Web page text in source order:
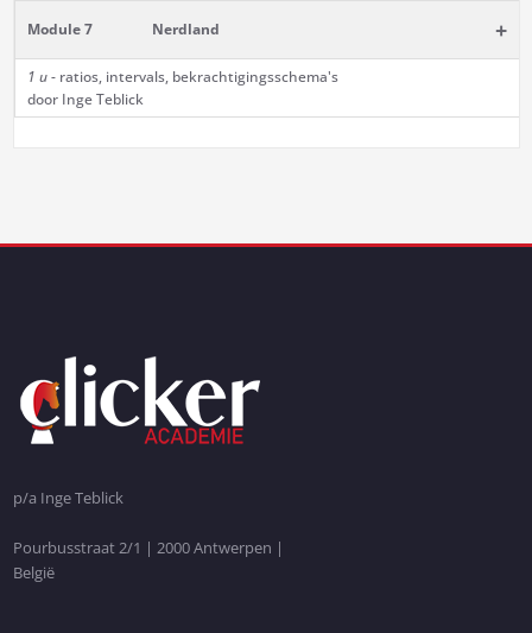
Module 7 Nerdland +
1 u- ratios, intervals, bekrachtigingsschema's
door Inge Teblick
p/a Inge Teblick
Pourbusstraat 2/1 | 2000 Antwerpen |
België